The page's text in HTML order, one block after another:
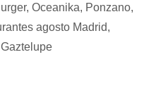
, Oceanika, Ponzano,
agosto Madrid,